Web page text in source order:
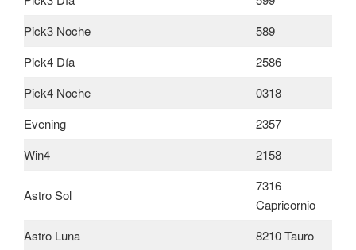
Pick3 Noche
589
Pick4 Día
2586
Pick4 Noche
0318
Evening
2357
Win4
2158
Astro Sol
7316
Capricornio
Astro Luna
8210 Tauro